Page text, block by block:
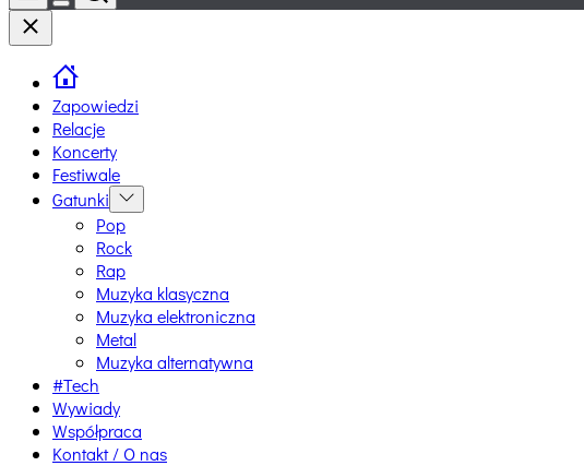
Switch
Close
Zapowiedzi
Relacje
Koncerty
Festiwale
Gatunki Show
sub
menu
Pop
Rock
Rap
Muzyka klasyczna
Muzyka elektroniczna
Metal
Muzyka alternatywna
#Tech
Wywiady
Współpraca
Kontakt / O nas